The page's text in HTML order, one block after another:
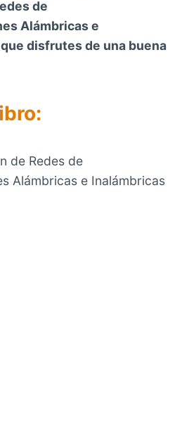
de
Alámbricas e
disfrutes de una buena
de Redes de
Alámbricas e Inalámbricas